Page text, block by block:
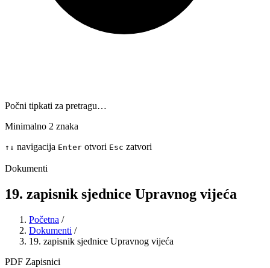
Počni tipkati za pretragu…
Minimalno 2 znaka
↑ ↓ navigacija Enter otvori Esc zatvori
Dokumenti
19. zapisnik sjednice Upravnog vijeća
Početna /
Dokumenti /
19. zapisnik sjednice Upravnog vijeća
PDF Zapisnici